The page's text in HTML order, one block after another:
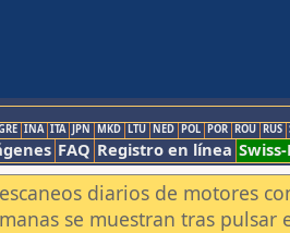
INA ITA JPN MKD LTU NED POL POR ROU RUS
FAQ Registro en línea
diarios de motores
se muestran tras pulsar